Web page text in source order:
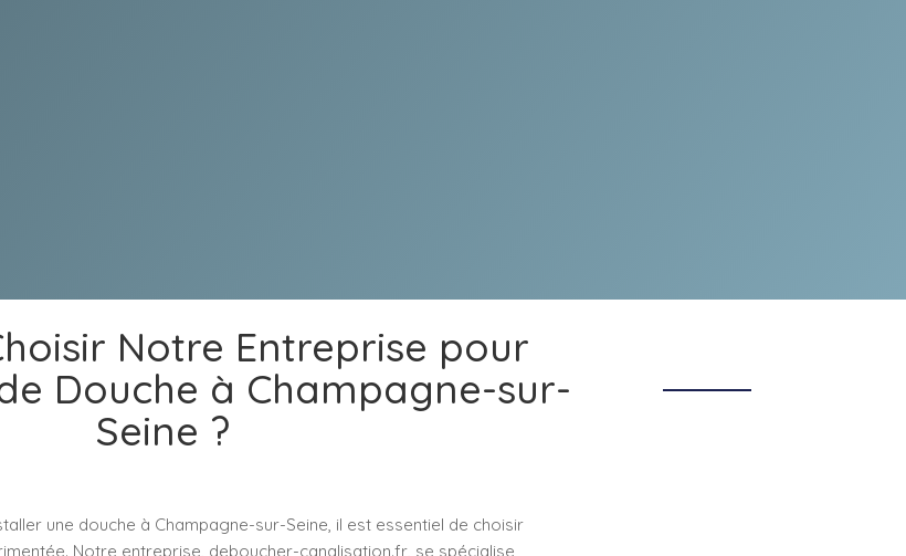
Notre Entreprise pour
Douche à Champagne-sur-
Seine ?
une douche à Champagne-sur-Seine, il est essentiel de choisir
Notre entreprise, deboucher-canalisation.fr, se spécialise